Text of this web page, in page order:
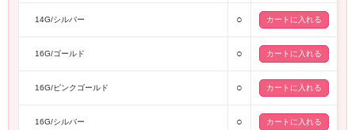
14G/シルバー ○
16G/ゴールド ○
16G/ピンクゴールド ○
16G/シルバー ○